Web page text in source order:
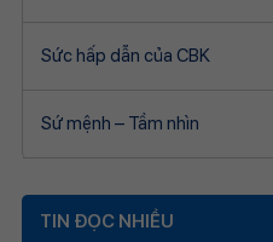
Sức hấp dẫn của CBK
Sứ mệnh – Tầm nhìn
TIN ĐỌC NHIỀU